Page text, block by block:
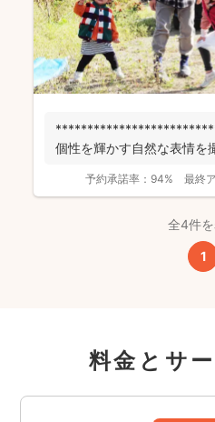
個性を輝かす自然な表情を
予約承諾率： 94% 最終
全4件
1
料金とサ